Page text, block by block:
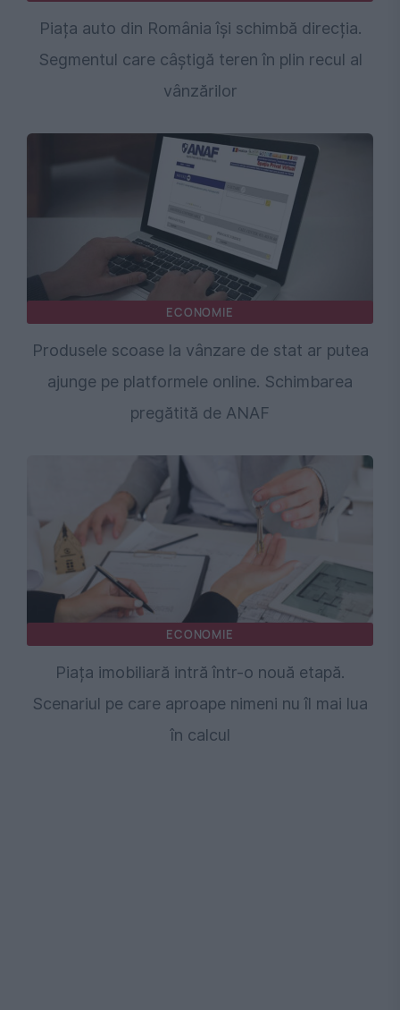
Piața auto din România își schimbă direcția.
Segmentul care câștigă teren în plin recul al
vânzărilor
ECONOMIE
Produsele scoase la vânzare de stat ar putea
ajunge pe platformele online. Schimbarea
pregătită de ANAF
ECONOMIE
Piața imobiliară intră într-o nouă etapă.
Scenariul pe care aproape nimeni nu îl mai lua
în calcul